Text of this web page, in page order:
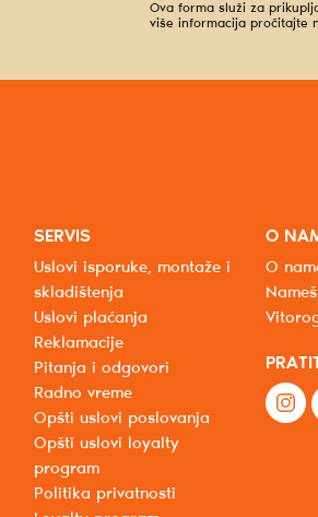
Ova forma služi za
više informacija pročitajte
SERVIS
Uslovi isporuke, montaže i
skladištenja
Uslovi plaćanja
Reklamacije
Pitanja i odgovori
Radno vreme
Opšti uslovi poslovanja
Opšti uslovi loyalty
program
Politika privatnosti
O
O